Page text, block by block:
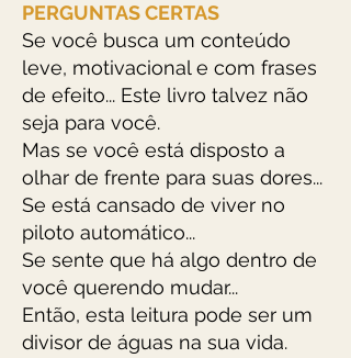
PERGUNTAS CERTAS
Se você busca um conteúdo
leve, motivacional e com frases
de efeito... Este livro talvez não
seja para você.
Mas se você está disposto a
olhar de frente para suas dores...
Se está cansado de viver no
piloto automático...
Se sente que há algo dentro de
você querendo mudar...
Então, esta leitura pode ser um
divisor de águas na sua vida.